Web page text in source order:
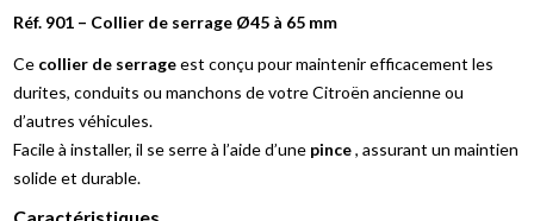
Réf. 901 – Collier de serrage Ø45 à 65 mm
Ce collier de serrageest conçu pour maintenir efficacement les
durites, conduits ou manchons de votre Citroën ancienne ou
d’autres véhicules.
Facile à installer, il se serre à l’aide d’une pince, assurant un maintien
solide et durable.
Caractéristiques